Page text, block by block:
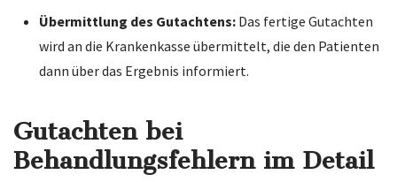
Übermittlung des Gutachtens:Das fertige Gutachten
wird an die Krankenkasse übermittelt, die den Patienten
dann über das Ergebnis informiert.
Gutachten bei
Behandlungsfehlern im Detail